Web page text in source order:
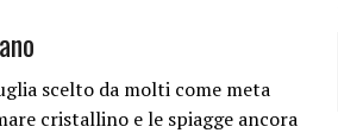
scelto da molti come meta
cristallino e le spiagge ancora